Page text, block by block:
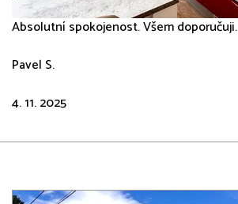
Absolutní spokojenost. Všem doporučuji.
Pavel S.
4. 11. 2025